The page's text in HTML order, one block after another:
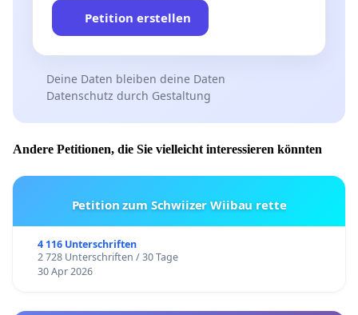
Petition erstellen
Deine Daten bleiben deine Daten
Datenschutz durch Gestaltung
Andere Petitionen, die Sie vielleicht interessieren könnten
Petition zum Schwiizer Wiibau rette
4 116 Unterschriften
2 728 Unterschriften / 30 Tage
30 Apr 2026